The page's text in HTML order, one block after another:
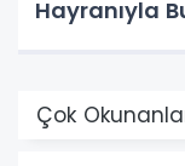
Hayranıyla
Çok